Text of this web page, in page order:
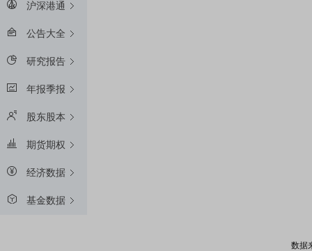
沪深港通
公告大全
研究报告
年报季报
股东股本
期货期权
经济数据
基金数据
数据